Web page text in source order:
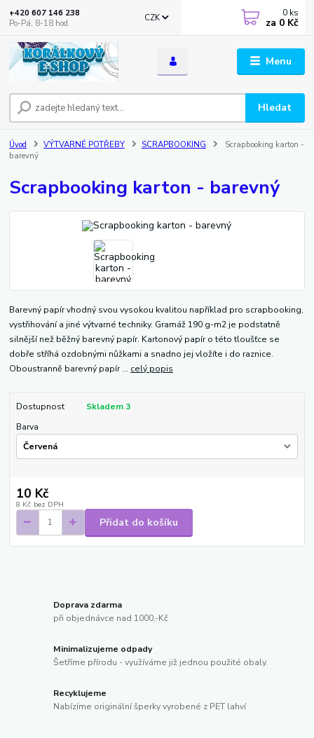
Menu
CZK
Hledat
+420 607 146 238
Po-Pá, 8-18 hod.
0 ks
za 0 Kč
Úvod VÝTVARNÉ POTŘEBY SCRAPBOOKING
Scrapbooking karton -
barevný
Scrapbooking karton - barevný
Barevný papír vhodný svou vysokou kvalitou například pro scrapbooking,
vystřihování a jiné výtvarné techniky. Gramáž 190 g-m2 je podstatně
silnější než běžný barevný papír. Kartonový papír o této tloušťce se
dobře stříhá ozdobnými nůžkami a snadno jej vložíte i do raznice.
Oboustranně barevný papír ... celý popis
Dostupnost
Skladem 3
Barva
10 Kč
8 Kč bez DPH
Přidat do košíku
Doprava zdarma
při objednávce nad 1000,-Kč
Minimalizujeme odpady
Šetříme přírodu - využíváme již jednou použité obaly.
Recyklujeme
Nabízíme originální šperky vyrobené z PET lahví